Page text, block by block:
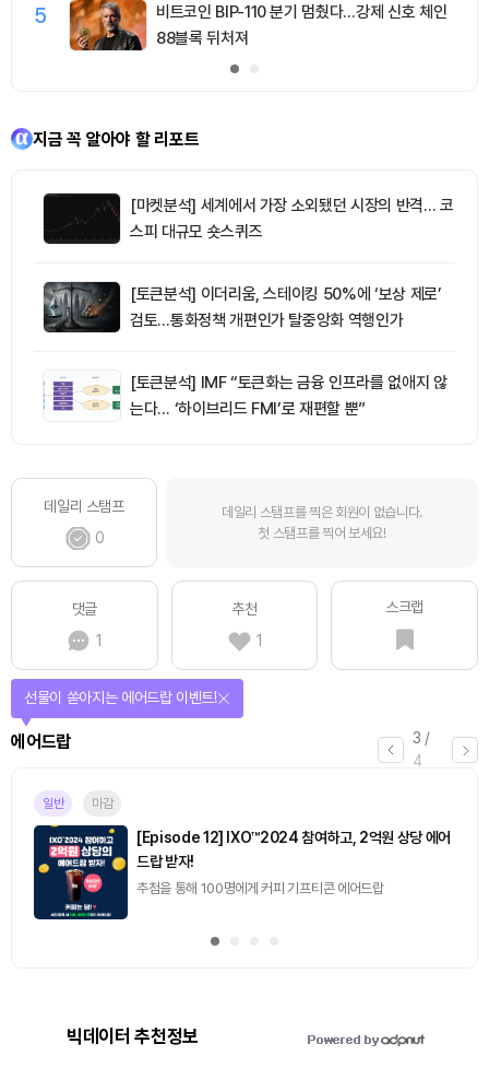
5
비트코인 BIP-110 분기 멈췄다…강제 신호 체인
88블록 뒤처져
지금 꼭 알아야 할 리포트
[마켓분석] 세계에서 가장 소외됐던 시장의 반격… 코
스피 대규모 숏스퀴즈
[토큰분석] 이더리움, 스테이킹 50%에 ‘보상 제로’
검토…통화정책 개편인가 탈중앙화 역행인가
[토큰분석] IMF “토큰화는 금융 인프라를 없애지 않
는다… ‘하이브리드 FMI’로 재편할 뿐”
데일리 스탬프
0
데일리 스탬프를 찍은 회원이 없습니다.
첫 스탬프를 찍어 보세요!
댓글
1
추천
1
스크랩
3 /
4
에어드랍
선물이 쏟아지는 에어드랍 이벤트!
일반 마감
[Episode 12] IXO™2024 참여하고, 2억원 상당 에어
드랍 받자!
추첨을 통해 100명에게 커피 기프티콘 에어드랍
빅데이터 추천정보